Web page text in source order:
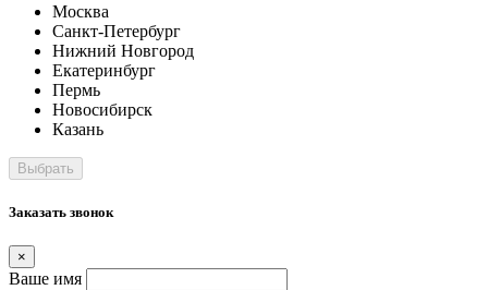
Москва
Санкт-Петербург
Нижний Новгород
Екатеринбург
Пермь
Новосибирск
Казань
Заказать звонок
×
Ваше имя